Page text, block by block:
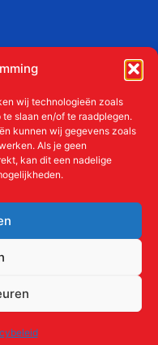
wij technologieën zoals
slaan en/of te raadplegen.
kunnen wij gegevens zoals
Als je geen
kan dit een nadelige